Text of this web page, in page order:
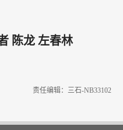
陈龙 左春林
责任编辑：三石-NB33102